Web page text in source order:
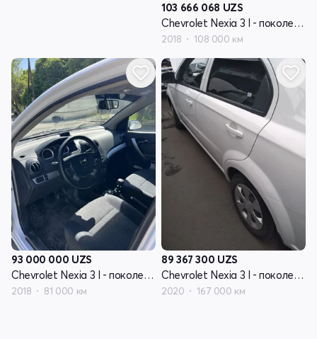
103 666 068 UZS
Chevrolet Nexia 3 I - поколение
2018 108 000 км
93 000 000 UZS
Chevrolet Nexia 3 I - поколение
2018 81 000 км
89 367 300 UZS
Chevrolet Nexia 3 I - поколение
2020 167 000 км